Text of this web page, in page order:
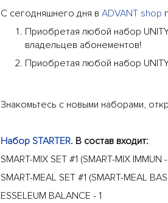
С сегодняшнего дня в ADVANT shop
Приобретая любой набор
владельцев абонементов!
Приобретая любой набор
Знакомьтесь с новыми наборами,
Набор STARTER. В состав входит:
SMART-MIX SET #1 (SMART-MIX
SMART-MEAL SET #1 (SMART-MEAL
ESSELEUM BALANCE - 1